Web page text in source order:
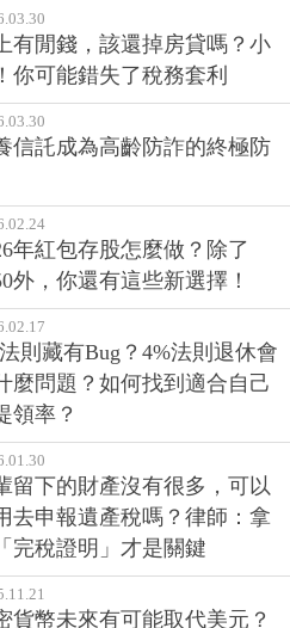
有閒錢，該還掉房貸嗎？小
你可能錯失了稅務套利
信託成為高齡防詐的終極防
年紅包存股怎麼做？除了
外，你還有這些新選擇！
則藏有Bug？4%法則退休會
麼問題？如何找到適合自己
領率？
留下的財產沒有很多，可以
去申報遺產稅嗎？律師：拿
完稅證明」才是關鍵
貨幣未來有可能取代美元？